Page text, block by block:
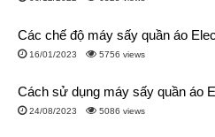
Các chế độ máy sấy quần áo
16/01/2023 5756 views
Cách sử dụng máy sấy quần áo
24/08/2023 5086 views